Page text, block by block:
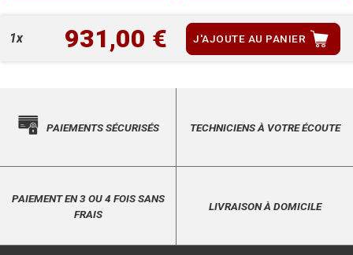
1x 931,00 € J'AJOUTE AU PANIER
PAIEMENTS SÉCURISÉS TECHNICIENS À VOTRE ÉCOUTE
PAIEMENT EN 3 OU 4 FOIS SANS
FRAIS
LIVRAISON À DOMICILE